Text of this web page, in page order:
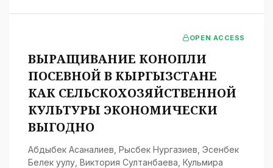
OPEN ACCESS
ВЫРАЩИВАНИЕ КОНОПЛИ
ПОСЕВНОЙ В КЫРГЫЗСТАНЕ
КАК СЕЛЬСКОХОЗЯЙСТВЕННОЙ
КУЛЬТУРЫ ЭКОНОМИЧЕСКИ
ВЫГОДНО
Абдыбек Асаналиев Рысбек Нургазиев Эсенбек
Белек уулу Виктория Султанбаева Кульмира